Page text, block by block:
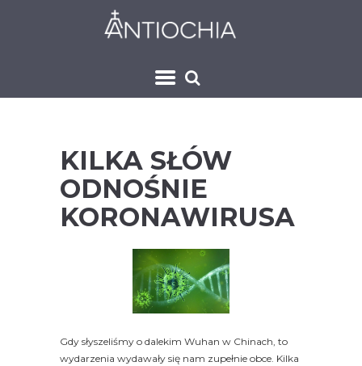
KILKA SŁÓW
ODNOŚNIE
KORONAWIRUSA
Gdy słyszeliśmy o dalekim Wuhan w Chinach, to
wydarzenia wydawały się nam zupełnie obce. Kilka